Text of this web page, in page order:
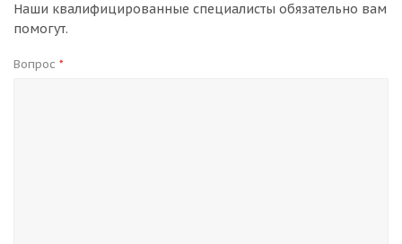
Наши квалифицированные специалисты обязательно вам
помогут.
Вопрос *